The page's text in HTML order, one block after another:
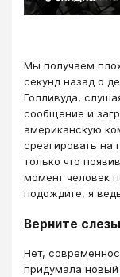
Мы получаем
секунд назад о
Голливуда,
сообщение и
американскую
среагировать на
только что
момент человек
подождите, я
Верните слезы
Нет,
придумала